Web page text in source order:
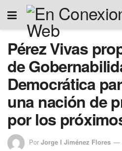
Pérez Vivas
de
Democrática
una nación de
por los
Por Jorge I Jiménez Flores